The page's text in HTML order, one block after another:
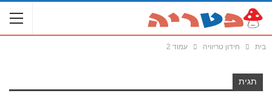
בית חידון טריוויה עמוד 2
תגית